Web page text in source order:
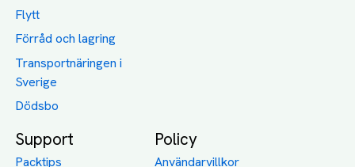
Flytt
Förråd och lagring
Transportnäringen i
Sverige
Dödsbo
Support
Packtips
Policy
Användarvillkor